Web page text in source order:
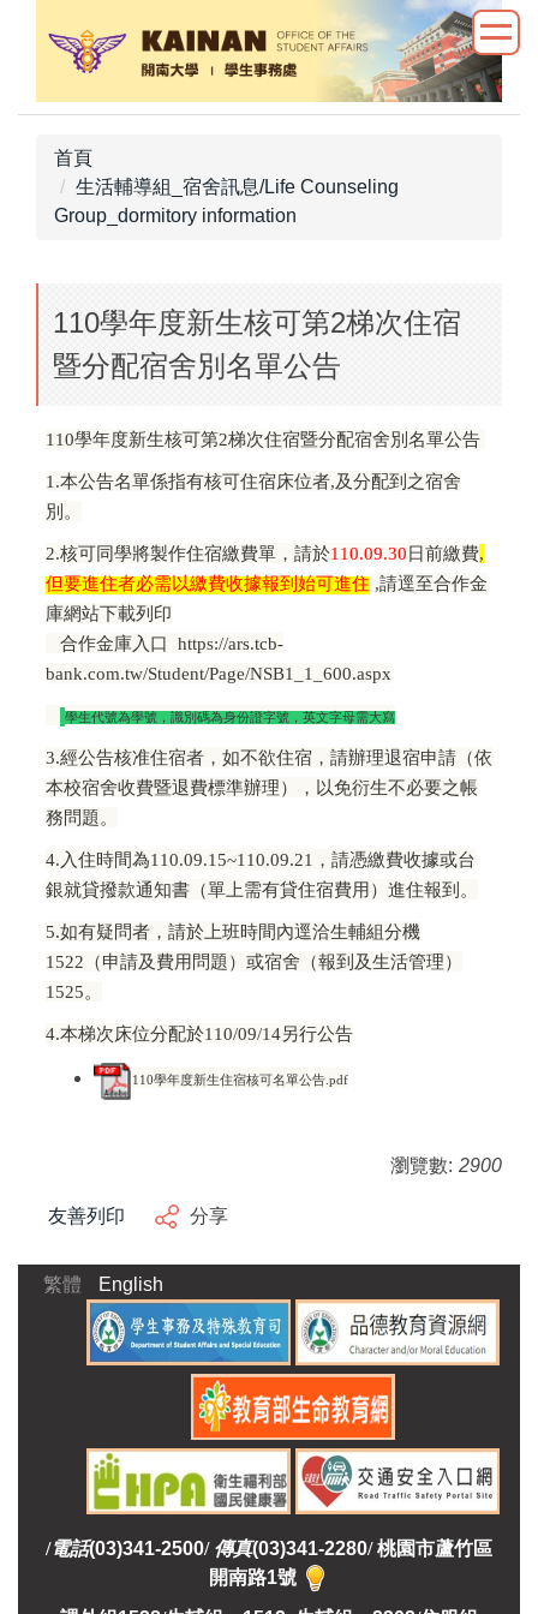
首頁
生活輔導組_宿舍訊息/Life Counseling
Group_dormitory information
110學年度新生核可第2梯次住宿
暨分配宿舍別名單公告
110學年度新生核可第2梯次住宿暨分配宿舍別名單公告
1.本公告名單係指有核可住宿床位者,及分配到之宿舍
別。
2.核可同學將製作住宿繳費單，請於110.09.30 日前繳費,
但要進住者必需以繳費收據報到始可進住 ,請逕至合作金
庫網站下載列印
合作金庫入口 https://ars.tcb-
bank.com.tw/Student/Page/NSB1_1_600.aspx
學生代號為學號，識別碼為身份證字號，英文字母需大寫
3.經公告核准住宿者，如不欲住宿，請辦理退宿申請（依
本校宿舍收費暨退費標準辦理），以免衍生不必要之帳
務問題。
4. 入住時間為110.09.15~110.09.21，請憑繳費收據或台
銀就貸撥款通知書（單上需有貸住宿費用）進住報到。
5.如有疑問者，請於上班時間內逕洽生輔組分機
1522（申請及費用問題）或宿舍（報到及生活管理）
1525。
4.本梯次床位分配於110/09/14另行公告
110學年度新生住宿核可名單公告.pdf
瀏覽數: 2900
友善列印 分享
繁體 English
/電話(03)341-2500/ 傳真(03)341-2280/ 桃園市蘆竹區
開南路1號